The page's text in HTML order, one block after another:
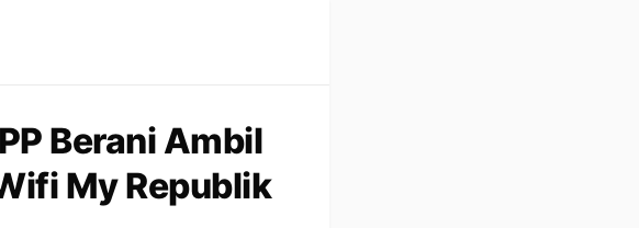
Berani Ambil
My Republik